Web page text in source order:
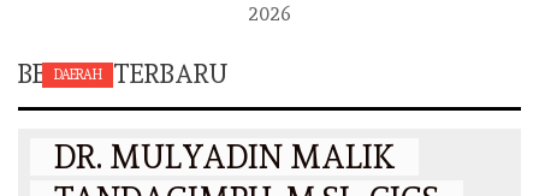
2026
BERITA TERBARU
DAERAH
DR. MULYADIN MALIK